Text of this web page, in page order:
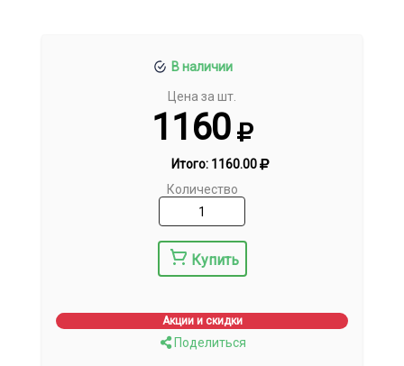
В наличии
Цена за шт.
1160
Итого: 1160.00
Количество
Купить
Акции и скидки
Поделиться